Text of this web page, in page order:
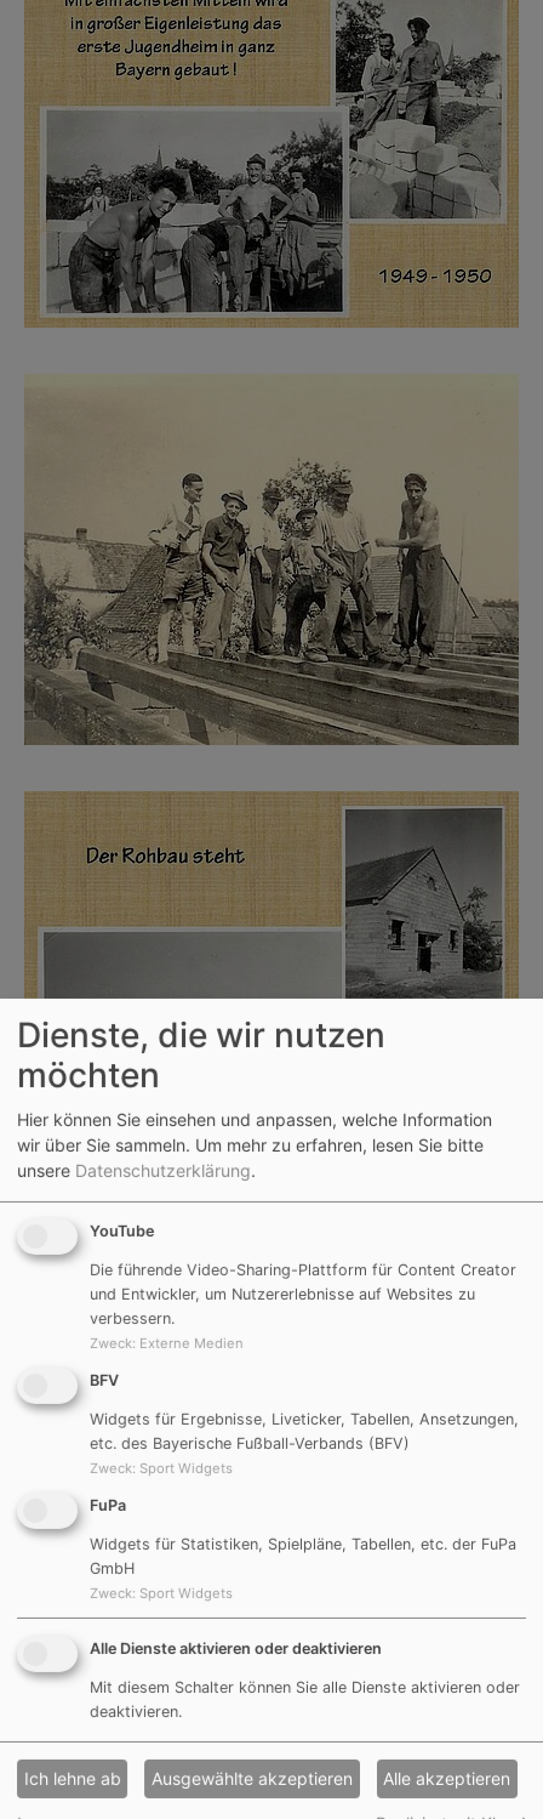
Dienste, die wir nutzen
möchten
Hier können Sie einsehen und anpassen, welche Information
wir über Sie sammeln. Um mehr zu erfahren, lesen Sie bitte
unsere Datenschutzerklärung.
YouTube
Die führende Video-Sharing-Plattform für Content Creator
und Entwickler, um Nutzererlebnisse auf Websites zu
verbessern.
Zweck: Externe Medien
BFV
Widgets für Ergebnisse, Liveticker, Tabellen, Ansetzungen,
etc. des Bayerische Fußball-Verbands (BFV)
Zweck: Sport Widgets
FuPa
Widgets für Statistiken, Spielpläne, Tabellen, etc. der FuPa
GmbH
Zweck: Sport Widgets
Alle Dienste aktivieren oder deaktivieren
Mit diesem Schalter können Sie alle Dienste aktivieren oder
deaktivieren.
Ich lehne ab Ausgewählte akzeptieren Alle akzeptieren